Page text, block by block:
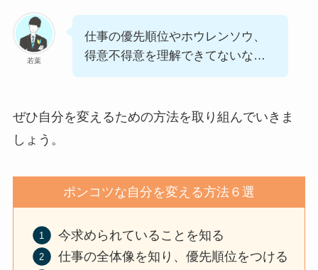
若葉
仕事の優先順位やホウレンソウ、
得意不得意を理解できてないな…
ぜひ自分を変えるための方法を取り組んでいきま
しょう。
ポンコツな自分を変える方法６選
今求められていることを知る
仕事の全体像を知り、優先順位をつける